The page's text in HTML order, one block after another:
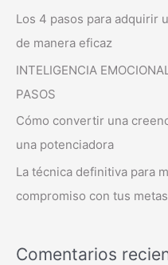
Los 4 pasos para adquirir
de manera eficaz
INTELIGENCIA
PASOS
Cómo convertir una
una potenciadora
La técnica definitiva para
compromiso con tus metas
Comentarios